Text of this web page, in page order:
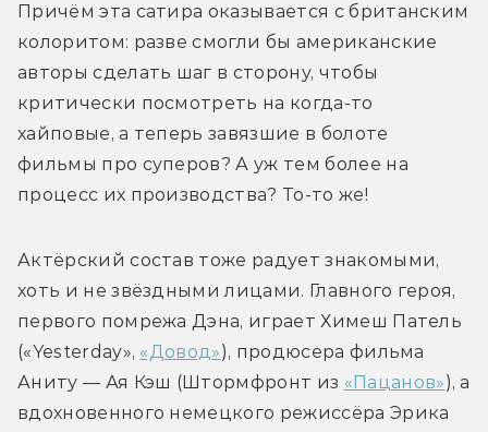
Причём эта сатира оказывается с британским
колоритом: разве смогли бы американские
авторы сделать шаг в сторону, чтобы
критически посмотреть на когда-то
хайповые, а теперь завязшие в болоте
фильмы про суперов? А уж тем более на
процесс их производства? То-то же!
Актёрский состав тоже радует знакомыми,
хоть и не звёздными лицами. Главного героя,
первого помрежа Дэна, играет Химеш Патель
(«Yesterday», «Довод»), продюсера фильма
Аниту — Ая Кэш (Штормфронт из «Пацанов»), а
вдохновенного немецкого режиссёра Эрика